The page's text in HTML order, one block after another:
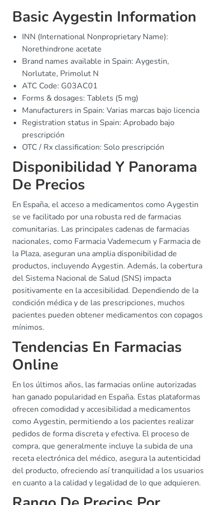
Basic Aygestin Information
INN (International Nonproprietary Name):
Norethindrone acetate
Brand names available in Spain: Aygestin,
Norlutate, Primolut N
ATC Code: G03AC01
Forms & dosages: Tablets (5 mg)
Manufacturers in Spain: Varias marcas bajo licencia
Registration status in Spain: Aprobado bajo
prescripción
OTC / Rx classification: Solo prescripción
Disponibilidad Y Panorama
De Precios
En España, el acceso a medicamentos como Aygestin
se ve facilitado por una robusta red de farmacias
comunitarias. Las principales cadenas de farmacias
nacionales, como Farmacia Vademecum y Farmacia de
la Plaza, aseguran una amplia disponibilidad de
productos, incluyendo Aygestin. Además, la cobertura
del Sistema Nacional de Salud (SNS) impacta
positivamente en la accesibilidad. Dependiendo de la
condición médica y de las prescripciones, muchos
pacientes pueden obtener medicamentos con copagos
mínimos.
Tendencias En Farmacias
Online
En los últimos años, las farmacias online autorizadas
han ganado popularidad en España. Estas plataformas
ofrecen comodidad y accesibilidad a medicamentos
como Aygestin, permitiendo a los pacientes realizar
pedidos de forma discreta y efectiva. El proceso de
compra, que generalmente incluye la subida de una
receta electrónica del médico, asegura la autenticidad
del producto, ofreciendo así tranquilidad a los usuarios
en cuanto a la calidad y legalidad de lo que adquieren.